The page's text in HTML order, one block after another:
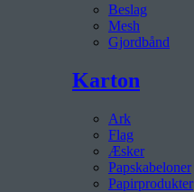
Beslag
Mesh
Gjordbånd
Karton
Ark
Flag
Æsker
Papskabeloner
Papirprodukter